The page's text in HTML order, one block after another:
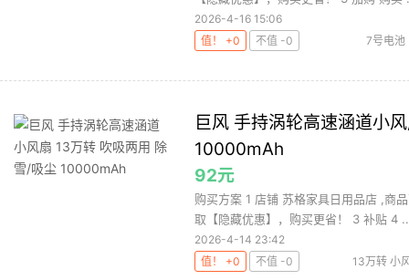
2026-4-16 15:06
值！ +0
不值 -0 7号电池
巨风 手持涡轮高速涵道小
10000mAh
92元
购买方案 1 店铺 苏格家具日用品店 ,商
取【隐藏优惠】，购买更省！ 3 补贴 4
2026-4-14 23:42
值！ +0
不值 -0 13万转 小